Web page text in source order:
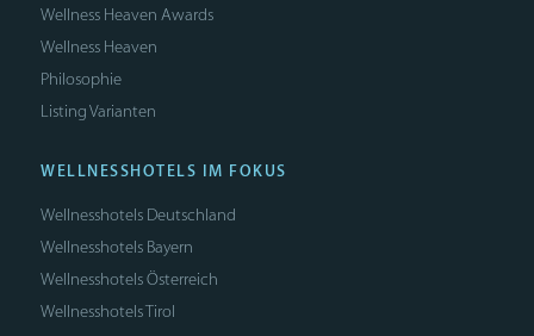
Wellness Heaven Awards
Wellness Heaven
Philosophie
Listing Varianten
WELLNESSHOTELS IM FOKUS
Wellnesshotels Deutschland
Wellnesshotels Bayern
Wellnesshotels Österreich
Wellnesshotels Tirol